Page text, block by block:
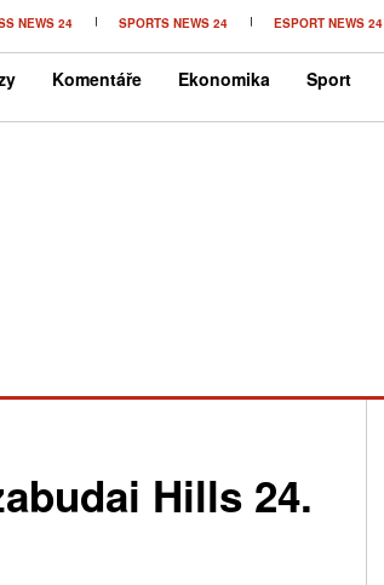
NEWS 24 SPORTS NEWS 24 ESPORT NEWS 24
Komentáře Ekonomika Sport
Hills 24.